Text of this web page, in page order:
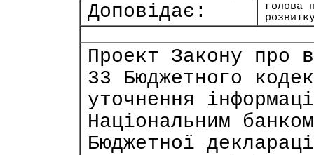
Доповідає:
голова
Проект Закону про
33 Бюджетного
уточнення
Національним
Бюджетної